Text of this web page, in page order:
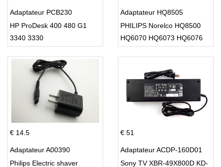
Adaptateur PCB230
HP ProDesk 400 480 G1
3340 3330
Adaptateur HQ8505
PHILIPS Norelco HQ8500
HQ6070 HQ6073 HQ6076
€ 14.5
Adaptateur A00390
Philips Electric shaver
€ 51
Adaptateur ACDP-160D01
Sony TV XBR-49X800D KD-